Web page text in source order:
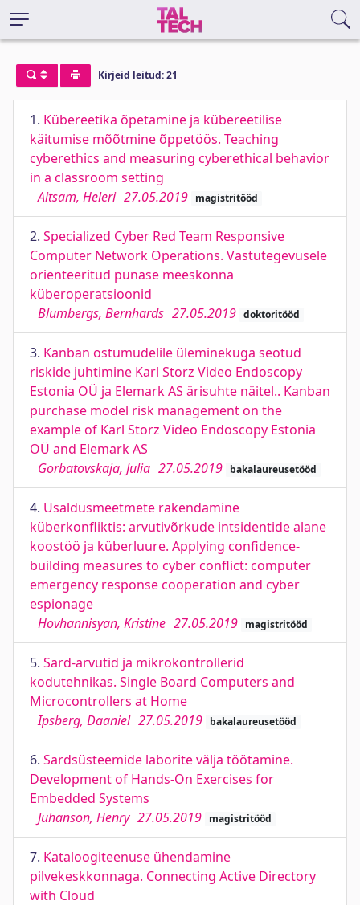
Kirjeid leitud: 21
1. Kübereetika õpetamine ja kübereetilise
käitumise mõõtmine õppetöös. Teaching
cyberethics and measuring cyberethical behavior
in a classroom setting
Aitsam, Heleri 27.05.2019 magistritööd
2. Specialized Cyber Red Team Responsive
Computer Network Operations. Vastutegevusele
orienteeritud punase meeskonna
küberoperatsioonid
Blumbergs, Bernhards 27.05.2019 doktoritööd
3. Kanban ostumudelile üleminekuga seotud
riskide juhtimine Karl Storz Video Endoscopy
Estonia OÜ ja Elemark AS ärisuhte näitel.. Kanban
purchase model risk management on the
example of Karl Storz Video Endoscopy Estonia
OÜ and Elemark AS
Gorbatovskaja, Julia 27.05.2019 bakalaureusetööd
4. Usaldusmeetmete rakendamine
küberkonfliktis: arvutivõrkude intsidentide alane
koostöö ja küberluure. Applying confidence-
building measures to cyber conflict: computer
emergency response cooperation and cyber
espionage
Hovhannisyan, Kristine 27.05.2019 magistritööd
5. Sard-arvutid ja mikrokontrollerid
kodutehnikas. Single Board Computers and
Microcontrollers at Home
Ipsberg, Daaniel 27.05.2019 bakalaureusetööd
6. Sardsüsteemide laborite välja töötamine.
Development of Hands-On Exercises for
Embedded Systems
Juhanson, Henry 27.05.2019 magistritööd
7. Kataloogiteenuse ühendamine
pilvekeskkonnaga. Connecting Active Directory
with Cloud